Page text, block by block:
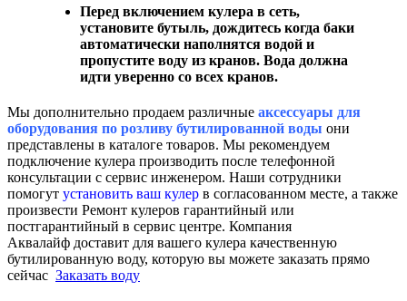
Перед включением кулера в сеть,
установите бутыль, дождитесь когда баки
автоматически наполнятся водой и
пропустите воду из кранов. Вода должна
идти уверенно со всех кранов.
Мы дополнительно продаем различные аксессуары для
оборудования по розливу бутилированной воды они
представлены в каталоге товаров. Мы рекомендуем
подключение кулера производить после телефонной
консультации с сервис инженером. Наши сотрудники
помогут установить ваш кулер в согласованном месте, а также
произвести Ремонт кулеров гарантийный или
постгарантийный в сервис центре. Компания
Аквалайф доставит для вашего кулера качественную
бутилированную воду, которую вы можете заказать прямо
сейчас Заказать воду